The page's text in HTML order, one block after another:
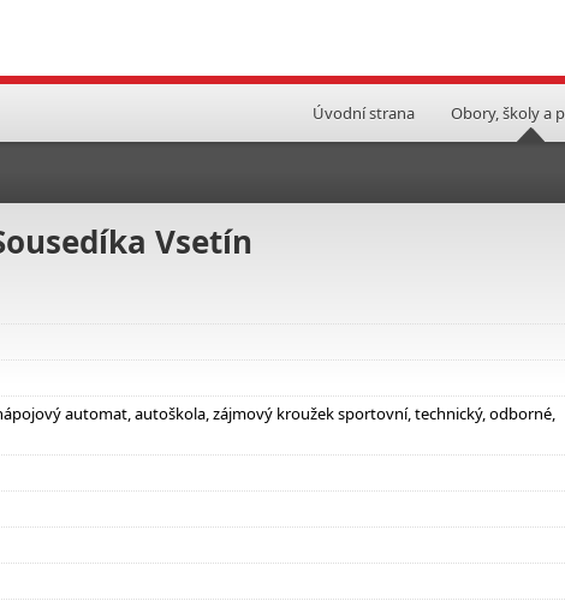
Úvodní strana Obory, školy a
Vsetín
automat, autoškola, zájmový kroužek sportovní, technický, odborné,